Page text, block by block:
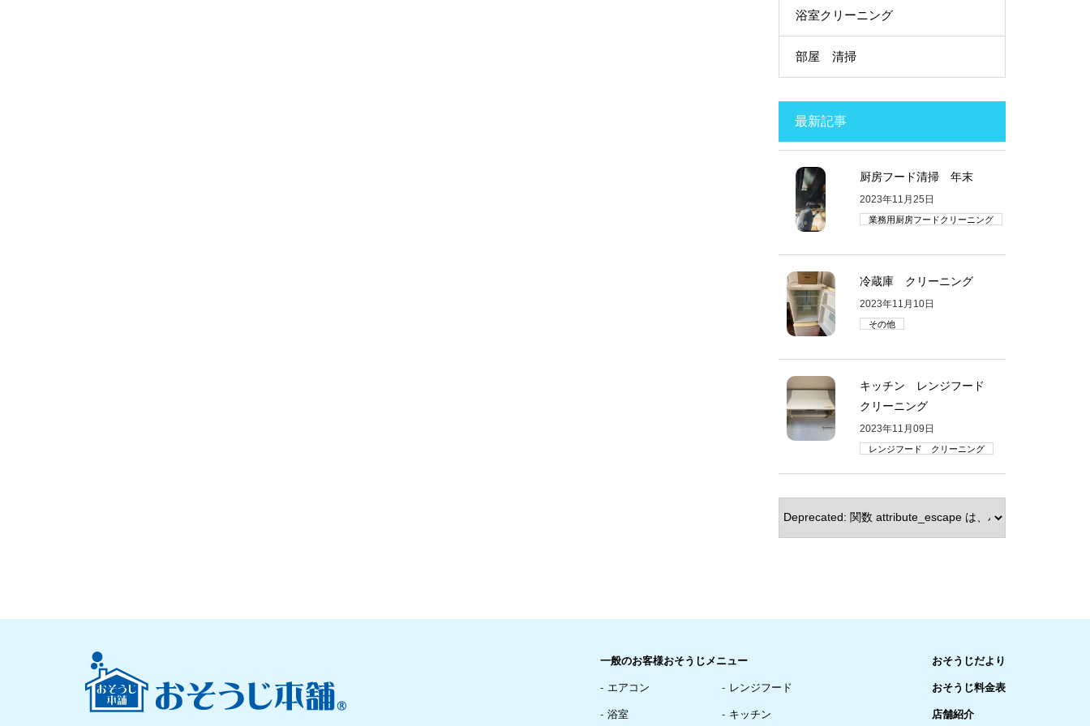
浴室クリーニング
部屋 清掃
最新記事
厨房フード清掃 年末
2023年11月25日
業務用厨房フードクリーニング
冷蔵庫 クリーニング
2023年11月10日
その他
キッチン レンジフード
クリーニング
2023年11月09日
レンジフード クリーニング
一般のお客様おそうじメニュー
エアコン レンジフード
浴室 キッチン
おそうじだより
おそうじ料金表
店舗紹介